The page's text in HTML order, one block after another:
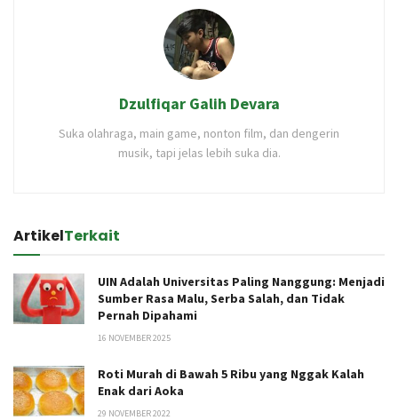
Dzulfiqar Galih Devara
Suka olahraga, main game, nonton film, dan dengerin
musik, tapi jelas lebih suka dia.
ArtikelTerkait
UIN Adalah Universitas Paling Nanggung: Menjadi
Sumber Rasa Malu, Serba Salah, dan Tidak
Pernah Dipahami
16 NOVEMBER 2025
Roti Murah di Bawah 5 Ribu yang Nggak Kalah
Enak dari Aoka
29 NOVEMBER 2022